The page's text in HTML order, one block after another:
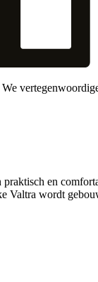
en
wordt